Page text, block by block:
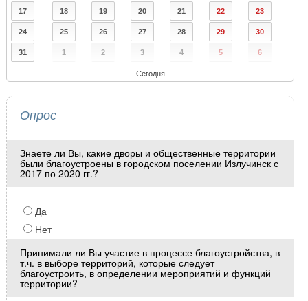
17 18 19 20 21 22 23
24 25 26 27 28 29 30
31 1 2 3 4 5 6
Сегодня
Опрос
Знаете ли Вы, какие дворы и общественные территории
были благоустроены в городском поселении Излучинск с
2017 по 2020 гг.?
Да
Нет
Принимали ли Вы участие в процессе благоустройства, в
т.ч. в выборе территорий, которые следует
благоустроить, в определении мероприятий и функций
территории?